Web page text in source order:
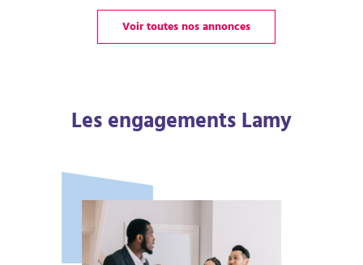
Voir toutes nos annonces
Les engagements Lamy